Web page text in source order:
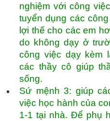
nghiệm với công
tuyển dụng các
lợi thế cho các em
do không dạy ở
công việc dạy kèm
các thầy cô giúp
sống.
Sứ mệnh 3: giúp
việc học hành của
1-1 tại nhà. Để phụ